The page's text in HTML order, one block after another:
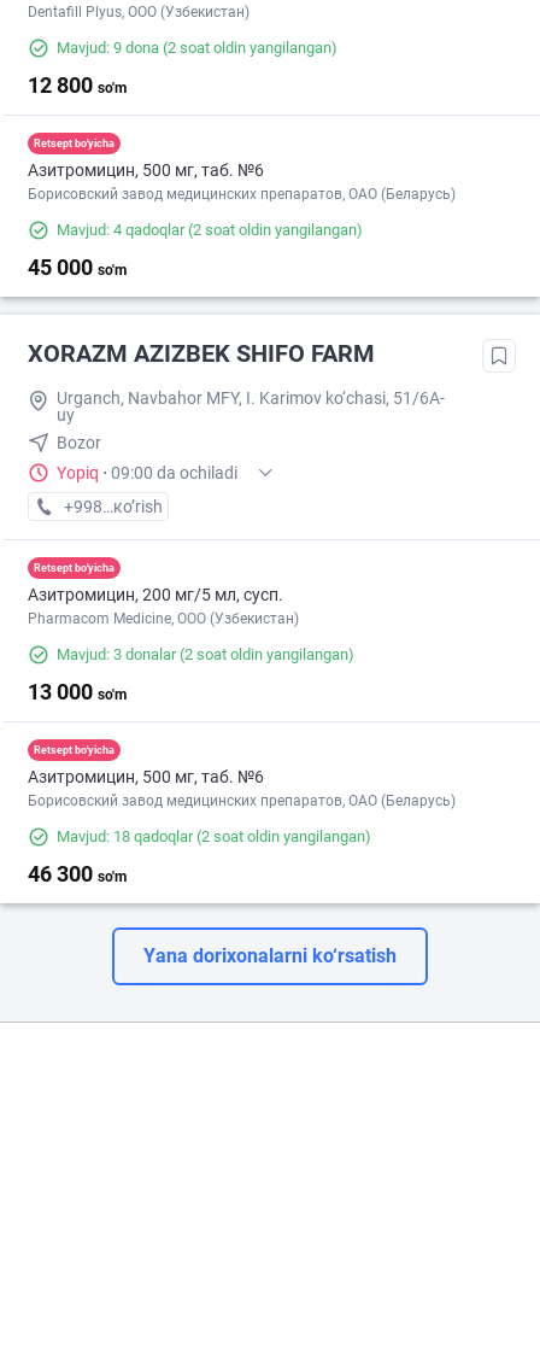
Dentafill Plyus, ООО (Узбекистан)
Mavjud: 9 dona (2 soat oldin yangilangan)
12 800 so'm
Retsept bo'yicha
Азитромицин, 500 мг, таб. №6
Борисовский завод медицинских препаратов, ОАО (Беларусь)
Mavjud: 4 qadoqlar(2 soat oldin yangilangan)
45 000 so'm
XORAZM AZIZBEK SHIFO FARM
Urganch, Navbahor MFY, I. Karimov ko‘chasi, 51/6A-
uy
Bozor
Yopiq · 09:00 da ochiladi
+998 (91) XXX-XX-XX
кo’rish
Retsept bo'yicha
Азитромицин, 200 мг/5 мл, сусп.
Pharmacom Medicine, OOO (Узбекистан)
Mavjud: 3 donalar(2 soat oldin yangilangan)
13 000 so'm
Retsept bo'yicha
Азитромицин, 500 мг, таб. №6
Борисовский завод медицинских препаратов, ОАО (Беларусь)
Mavjud: 18 qadoqlar(2 soat oldin yangilangan)
46 300 so'm
Yana dorixonalarni ko‘rsatish